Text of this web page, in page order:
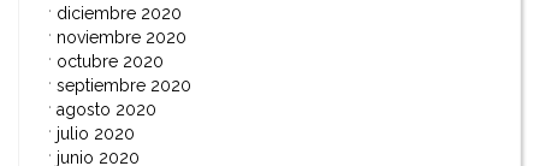
diciembre 2020
noviembre 2020
octubre 2020
septiembre 2020
agosto 2020
julio 2020
junio 2020